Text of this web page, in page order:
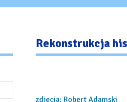
Rekonstrukcja
zdjęcia: Robert Adamski